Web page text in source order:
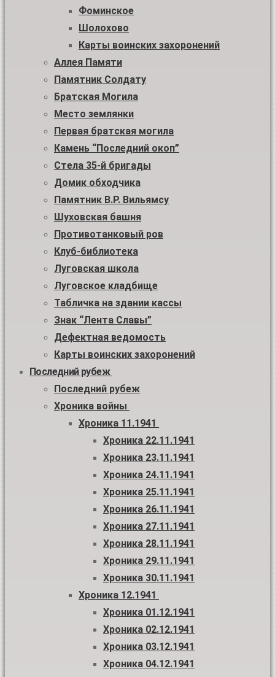
Фоминское
Шолохово
Карты воинских захоронений
Аллея Памяти
Памятник Солдату
Братская Могила
Место землянки
Первая братская могила
Камень “Последний окоп”
Стела 35-й бригады
Домик обходчика
Памятник В.Р. Вильямсу
Шуховская башня
Противотанковый ров
Клуб-библиотека
Луговская школа
Луговское кладбище
Табличка на здании кассы
Знак “Лента Славы”
Дефектная ведомость
Карты воинских захоронений
Последний рубеж
Последний рубеж
Хроника войны
Хроника 11.1941
Хроника 22.11.1941
Хроника 23.11.1941
Хроника 24.11.1941
Хроника 25.11.1941
Хроника 26.11.1941
Хроника 27.11.1941
Хроника 28.11.1941
Хроника 29.11.1941
Хроника 30.11.1941
Хроника 12.1941
Хроника 01.12.1941
Хроника 02.12.1941
Хроника 03.12.1941
Хроника 04.12.1941